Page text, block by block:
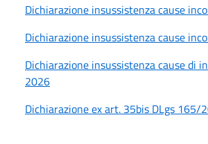
Dichiarazione insussistenza cause
Dichiarazione insussistenza cause
Dichiarazione insussistenza cause di
2026
Dichiarazione ex art. 35bis DLgs 165/